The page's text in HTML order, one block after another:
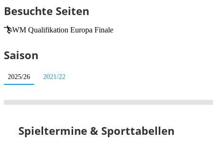
Besuchte Seiten
WM Qualifikation Europa Finale
Saison
2025/26 2021/22
Spieltermine & Sporttabellen